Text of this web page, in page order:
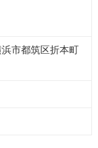
市都筑区折本町